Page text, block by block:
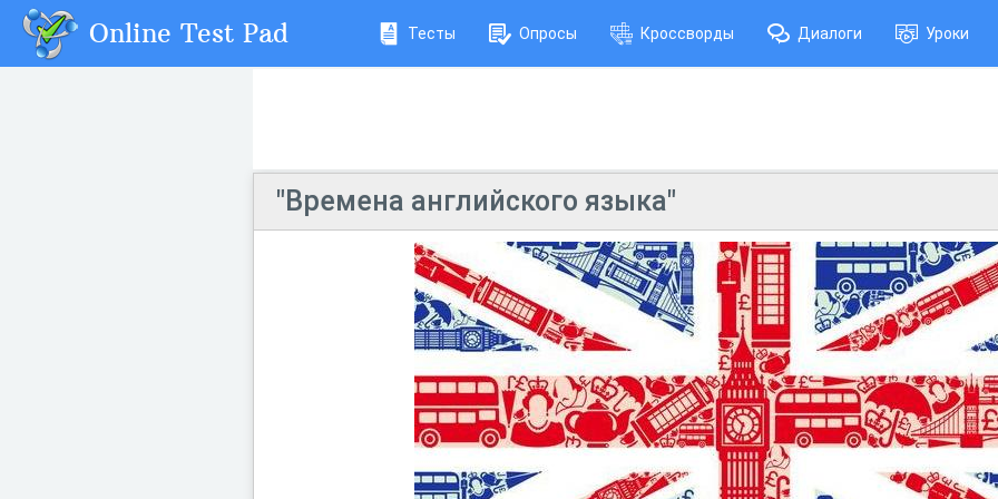
Online Test Pad Тесты Опросы Кроссворды Диалоги Уроки
"Времена английского языка"